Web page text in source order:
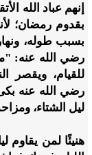
إنهم عباد الله
بقدوم رمضان؛
بسبب طوله،
رضي الله عنه:
للقيام، ويقصر
رضي الله عنه
ليل الشتاء،
هنيئًا لمن يقاوم